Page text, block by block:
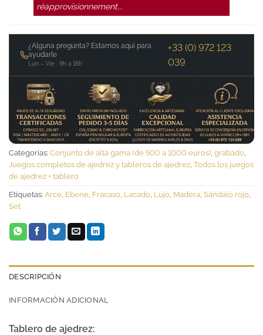
réapprovisionnement...
¿Alguna pregunta? Estamos aquí para
ayudarle
Lun – Vie · 9h a 18h
+33 (0) 972 123
039
Categorías: Conjunto de alta gama (de 500 a 1000 euros), grabado,
Juegos completos de ajedrez y tableros de ajedrez, Todos los juegos
de ajedrez + tablero
Etiquetas: Arce, Ebene, Fracaso, Lacado, Lujo, Madera, Sándalo rojo,
Set
DESCRIPCIÓN
INFORMACIÓN ADICIONAL
Tablero de ajedrez: